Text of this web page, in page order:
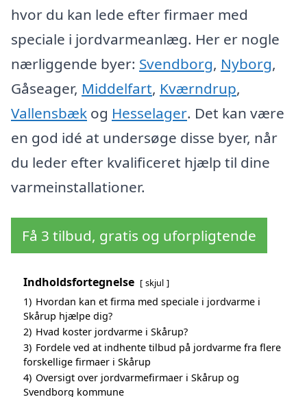
hvor du kan lede efter firmaer med
speciale i jordvarmeanlæg. Her er nogle
nærliggende byer: Svendborg, Nyborg,
Gåseager, Middelfart, Kværndrup,
Vallensbæk og Hesselager. Det kan være
en god idé at undersøge disse byer, når
du leder efter kvalificeret hjælp til dine
varmeinstallationer.
Få 3 tilbud, gratis og uforpligtende
Indholdsfortegnelse skjul
1) Hvordan kan et firma med speciale i jordvarme i
Skårup hjælpe dig?
2) Hvad koster jordvarme i Skårup?
3) Fordele ved at indhente tilbud på jordvarme fra flere
forskellige firmaer i Skårup
4) Oversigt over jordvarmefirmaer i Skårup og
Svendborg kommune